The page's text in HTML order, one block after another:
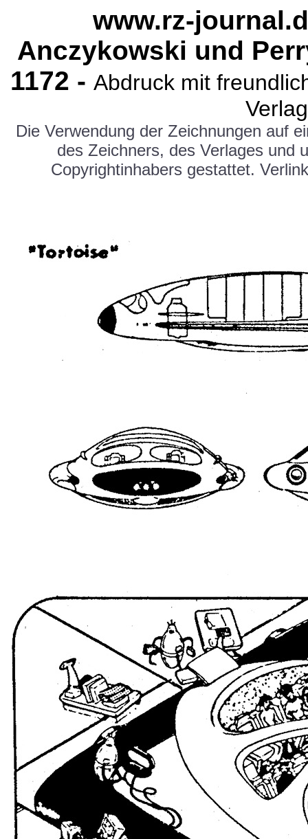
www.rz-
Anczykowski und
1172 - Abdruck mit
Die Verwendung der Zeichnungen auf
des Zeichners, des Verlages und
Copyrightinhabers gestattet.